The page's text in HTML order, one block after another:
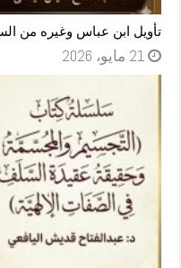
تأويل ابن عباس وغيره من
21 مايو، 2026